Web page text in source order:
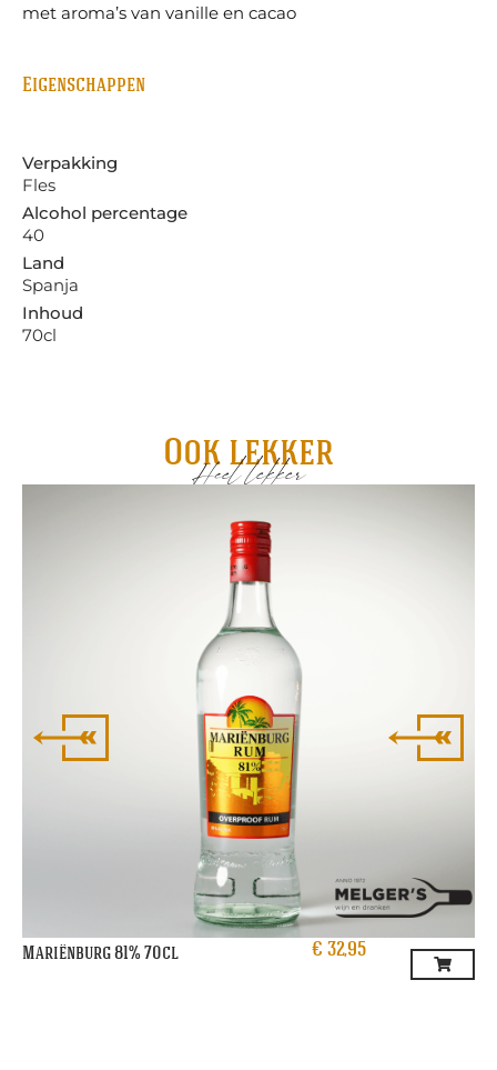
met aroma’s van vanille en cacao
Eigenschappen
Verpakking
Fles
Alcohol percentage
40
Land
Spanja
Inhoud
70cl
Ook lekker
Heel lekker
Mariënburg 81% 70cl € 32,95